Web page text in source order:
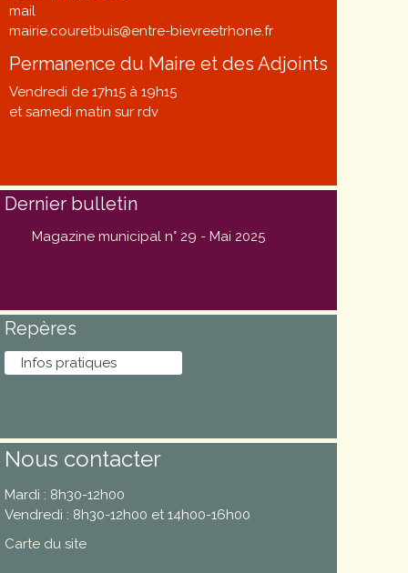
mail
mairie.couretbuis@entre-bievreetrhone.fr
Permanence du Maire et des Adjoints
Vendredi de 17h15 à 19h15
et samedi matin sur rdv
Dernier bulletin
Magazine municipal n° 29 - Mai 2025
Repères
Infos pratiques
Nous contacter
Mardi : 8h30-12h00
Vendredi : 8h30-12h00 et 14h00-16h00
Carte du site